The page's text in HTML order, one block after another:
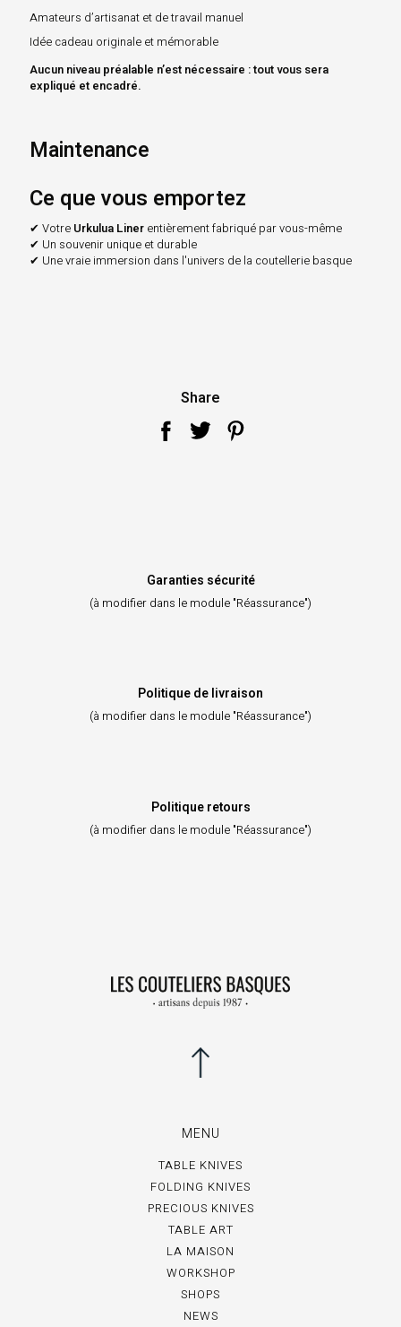
Amateurs d’artisanat et de travail manuel
Idée cadeau originale et mémorable
Aucun niveau préalable n’est nécessaire : tout vous sera
expliqué et encadré.
Maintenance
Ce que vous emportez
✔ Votre Urkulua Linerentièrement fabriqué par vous-même
✔ Un souvenir unique et durable
✔ Une vraie immersion dans l'univers de la coutellerie basque
Share
Garanties sécurité
(à modifier dans le module "Réassurance")
Politique de livraison
(à modifier dans le module "Réassurance")
Politique retours
(à modifier dans le module "Réassurance")
MENU
TABLE KNIVES
FOLDING KNIVES
PRECIOUS KNIVES
TABLE ART
LA MAISON
WORKSHOP
SHOPS
NEWS